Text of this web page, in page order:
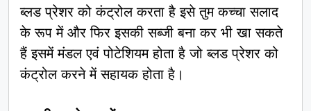
ब्लड प्रेशर को कंट्रोल करता है इसे तुम कच्चा सलाद
के रूप में और फिर इसकी सब्जी बना कर भी खा सकते
हैं इसमें मंडल एवं पोटेशियम होता है जो ब्लड प्रेशर को
कंट्रोल करने में सहायक होता है।